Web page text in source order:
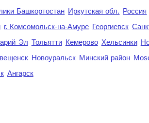
Башкортостан Иркутская обл. Россия
г. Комсомольск-на-Амуре Георгиевск
Эл Тольятти Кемерово Хельсинки
Новоуральск Минский район
Ангарск